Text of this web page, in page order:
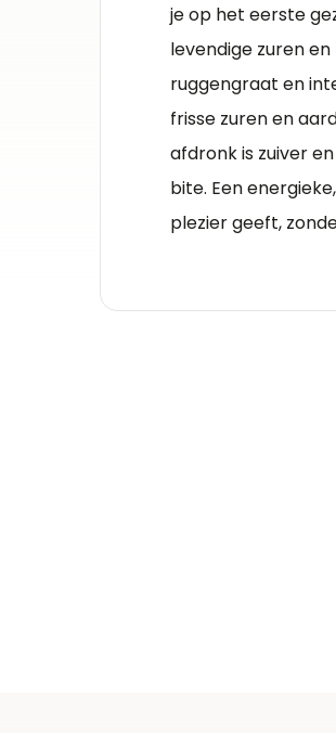
je op het eerste
levendige zuren
ruggengraat en
frisse zuren en
afdronk is zuiver
bite. Een
plezier geeft,